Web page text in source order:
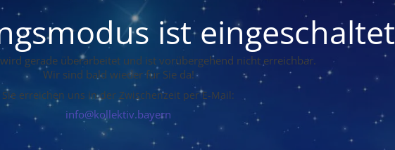
ist eingeschaltet
gerade überarbeitet und ist vorübergehend nicht erreichbar.
Wir sind bald wieder für Sie da!
Sie erreichen uns in der Zwischenzeit per E-Mail:
info@kollektiv.bayern